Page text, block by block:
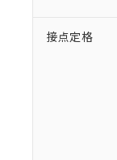
接点定格